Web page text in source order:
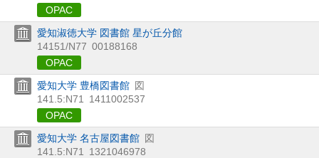
OPAC
愛知淑徳大学 図書館 星が丘分館
14151/N77 00188168
OPAC
愛知大学 豊橋図書館 図
141.5:N71
1411002537
OPAC
愛知大学 名古屋図書館 図
141.5:N71
1321046978